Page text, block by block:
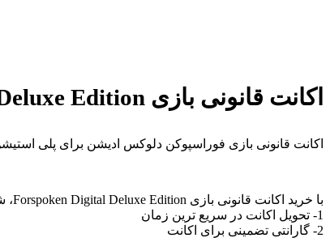
اکانت قانونی بازی Forspoken Digital Deluxe Edition برای PS
اکانت قانونی بازی فوراسپوکن دلوکس ادیشن برای پلی استیشن ۵ با ظرفیت‌های مختلف 1،2،3 و حتی ظرفیت
با خرید اکانت قانونی بازی Forspoken Digital Deluxe Edition، شما موارد زیر را دریافت میکنید:
1- تحویل اکانت در سریع‌ ترین زمان
2- گارانتی تضمینی برای اکانت